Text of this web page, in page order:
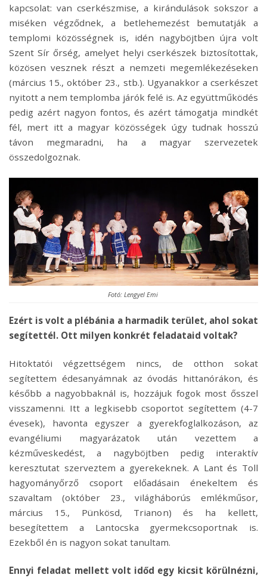
kapcsolat: van cserkészmise, a kirándulások sokszor a
miséken végződnek, a betlehemezést bemutatják a
templomi közösségnek is, idén nagyböjtben újra volt
Szent Sír őrség, amelyet helyi cserkészek biztosítottak,
közösen vesznek részt a nemzeti megemlékezéseken
(március 15., október 23., stb.). Ugyanakkor a cserkészet
nyitott a nem templomba járók felé is. Az együttműködés
pedig azért nagyon fontos, és azért támogatja mindkét
fél, mert itt a magyar közösségek úgy tudnak hosszú
távon megmaradni, ha a magyar szervezetek
összedolgoznak.
Fotó: Lengyel Emi
Ezért is volt a plébánia a harmadik terület, ahol sokat
segítettél. Ott milyen konkrét feladataid voltak?
Hitoktatói végzettségem nincs, de otthon sokat
segítettem édesanyámnak az óvodás hittanórákon, és
később a nagyobbaknál is, hozzájuk fogok most ősszel
visszamenni. Itt a legkisebb csoportot segítettem (4-7
évesek), havonta egyszer a gyerekfoglalkozáson, az
evangéliumi magyarázatok után vezettem a
kézműveskedést, a nagyböjtben pedig interaktív
keresztutat szerveztem a gyerekeknek. A Lant és Toll
hagyományőrző csoport előadásain énekeltem és
szavaltam (október 23., világháborús emlékműsor,
március 15., Pünkösd, Trianon) és ha kellett,
besegítettem a Lantocska gyermekcsoportnak is.
Ezekből én is nagyon sokat tanultam.
Ennyi feladat mellett volt időd egy kicsit körülnézni,